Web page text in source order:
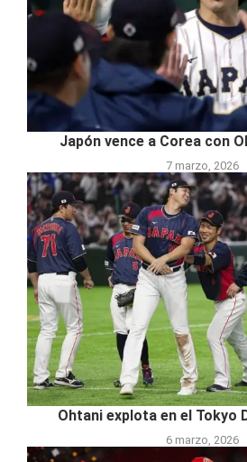
Japón vence a Corea con
7 marzo, 2026
Ohtani explota en el Tokyo
6 marzo, 2026